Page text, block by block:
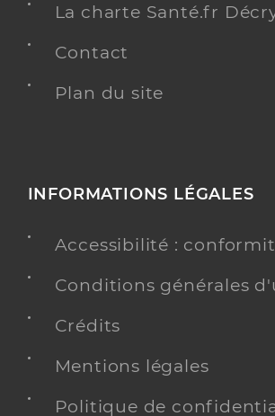
La charte Santé.fr
Contact
Plan du site
INFORMATIONS LÉGALES
Accessibilité :
Conditions générales
Crédits
Mentions légales
Politique de